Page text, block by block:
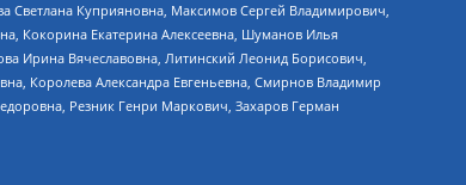
Светлана Куприяновна, Максимов Сергей Владимирович,
Кокорина Екатерина Алексеевна, Шуманов Илья
Ирина Вячеславовна, Литинский Леонид Борисович,
Королева Александра Евгеньевна, Смирнов Владимир
Резник Генри Маркович, Захаров Герман